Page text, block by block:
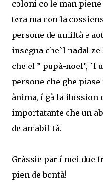
coloni co le man
tera ma con la
persone de umiltà e
insegna che`l nadal ze
che el ” pupà-noel”, `l
persone che ghe
ànima, í gà la ilussion
importatante che un
de amabilità.
Gràssie par í mei due
pien de bontà!